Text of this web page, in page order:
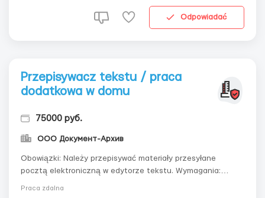
Odpowiadać
Przepisywacz tekstu / praca
dodatkowa w domu
75000 руб.
ООО Документ-Архив
Obowiązki: Należy przepisywać materiały przesyłane
pocztą elektroniczną w edytorze tekstu. Wymagania:
Praca zdalna